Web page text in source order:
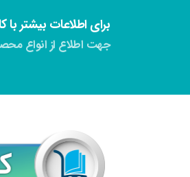
برای اطلاعات بیشتر
جهت اطلاع از انواع